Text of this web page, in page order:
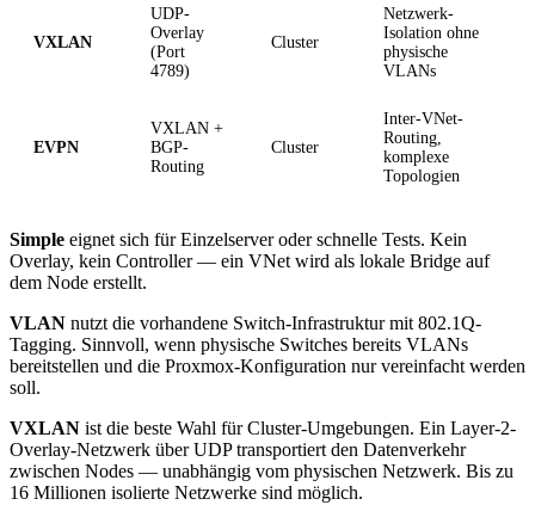
VXLAN
UDP-
Overlay
(Port
4789)
Cluster
Netzwerk-
Isolation ohne
physische
VLANs
EVPN
VXLAN +
BGP-
Routing
Cluster
Inter-VNet-
Routing,
komplexe
Topologien
Simple eignet sich für Einzelserver oder schnelle Tests. Kein
Overlay, kein Controller — ein VNet wird als lokale Bridge auf
dem Node erstellt.
VLAN nutzt die vorhandene Switch-Infrastruktur mit 802.1Q-
Tagging. Sinnvoll, wenn physische Switches bereits VLANs
bereitstellen und die Proxmox-Konfiguration nur vereinfacht werden
soll.
VXLAN ist die beste Wahl für Cluster-Umgebungen. Ein Layer-2-
Overlay-Netzwerk über UDP transportiert den Datenverkehr
zwischen Nodes — unabhängig vom physischen Netzwerk. Bis zu
16 Millionen isolierte Netzwerke sind möglich.